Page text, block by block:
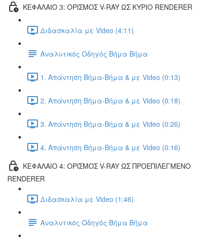
ΚΕΦΑΛΑΙΟ 3: ΟΡΙΣΜΟΣ V-RAY ΩΣ ΚΥΡΙΟ RENDERER
Διδασκαλία με Video (4:11)
Αναλυτικός Οδηγός Βήμα Βήμα
1. Απάντηση Βήμα-Βήμα & με Video (0:13)
2. Απάντηση Βήμα-Βήμα & με Video (0:18)
3. Απάντηση Βήμα-Βήμα & με Video (0:26)
4. Απάντηση Βήμα-Βήμα & με Video (0:16)
ΚΕΦΑΛΑΙΟ 4: ΟΡΙΣΜΟΣ V-RAY ΩΣ ΠΡΟΕΠΙΛΕΓΜΕΝΟ
RENDERER
Διδασκαλία με Video (1:46)
Αναλυτικός Οδηγός Βήμα Βήμα